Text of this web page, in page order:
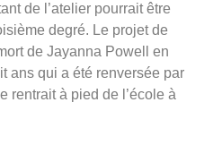
de l’atelier pourrait être
degré. Le projet de
de Jayanna Powell en
ans qui a été renversée par
rentrait à pied de l’école à